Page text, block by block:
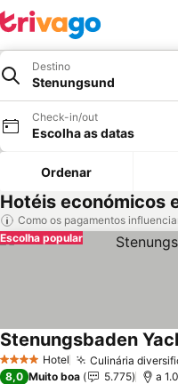
Destino
Stenungsund
Check-in/out
Escolha as datas
Ordenar
Hotéis económicos
Como os pagamentos
Escolha popular
4 EstrelasHotel Culinária
Stenungsbaden
8,0 Muito boa 5.775 a